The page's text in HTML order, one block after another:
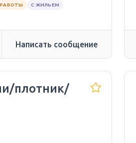
С ЖИЛЬЕМ
Написать сообщение
плотник/